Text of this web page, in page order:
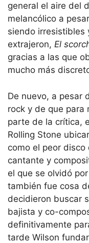
general el aire del
melancólico a
siendo irresistibles
extrajeron, El
gracias a las que
mucho más
De nuevo, a pesar
rock y de que para
parte de la crítica,
Rolling Stone
como el peor disco
cantante y
el que se olvidó
también fue cosa
decidieron buscar
bajista y co-
definitivamente
tarde Wilson